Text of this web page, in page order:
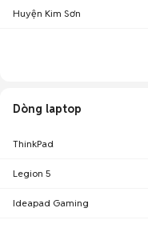
Huyện Kim Sơn
Dòng laptop
ThinkPad
Legion 5
Ideapad Gaming